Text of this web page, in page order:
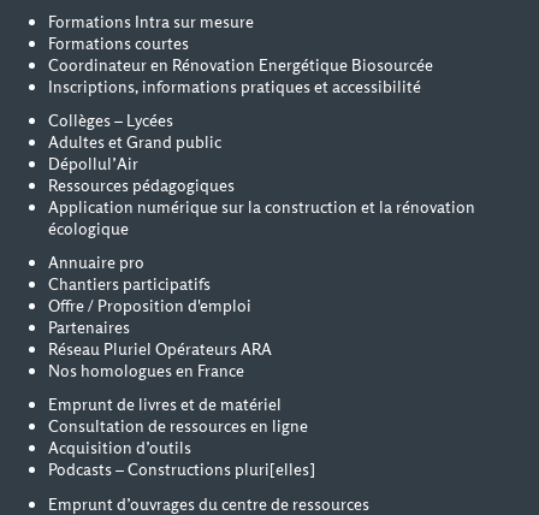
Formations Intra sur mesure
Formations courtes
Coordinateur en Rénovation Energétique Biosourcée
Inscriptions, informations pratiques et accessibilité
Collèges – Lycées
Adultes et Grand public
Dépollul’Air
Ressources pédagogiques
Application numérique sur la construction et la rénovation
écologique
Annuaire pro
Chantiers participatifs
Offre / Proposition d'emploi
Partenaires
Réseau Pluriel Opérateurs ARA
Nos homologues en France
Emprunt de livres et de matériel
Consultation de ressources en ligne
Acquisition d’outils
Podcasts – Constructions pluri[elles]
Emprunt d’ouvrages du centre de ressources